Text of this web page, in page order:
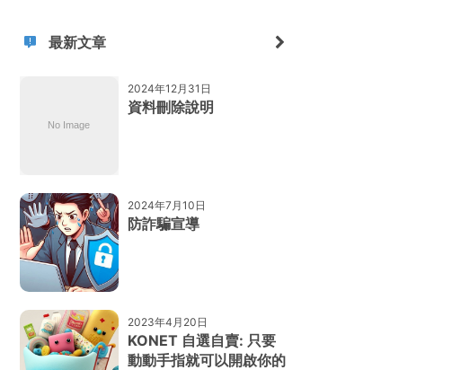
最新文章
2024年12月31日
資料刪除說明
2024年7月10日
防詐騙宣導
2023年4月20日
KONET 自選自賣: 只要
動動手指就可以開啟你的